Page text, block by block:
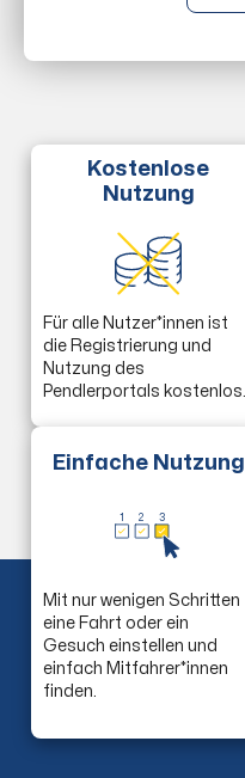
Kostenlose
Nutzung
Für alle Nutzer*innen ist
die Registrierung und
Nutzung des
Pendlerportals kostenlos.
Einfache Nutzung
1 2 3
Mit nur wenigen Schritten
eine Fahrt oder ein
Gesuch einstellen und
einfach Mitfahrer*innen
finden.